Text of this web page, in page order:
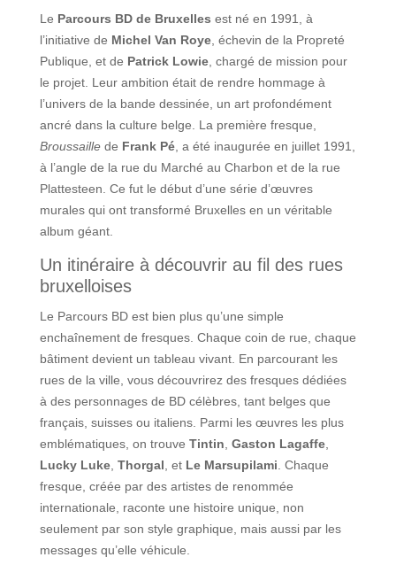
Le Parcours BD de Bruxelles est né en 1991, à
l’initiative de Michel Van Roye, échevin de la Propreté
Publique, et de Patrick Lowie, chargé de mission pour
le projet. Leur ambition était de rendre hommage à
l’univers de la bande dessinée, un art profondément
ancré dans la culture belge. La première fresque,
Broussaillede Frank Pé, a été inaugurée en juillet 1991,
à l’angle de la rue du Marché au Charbon et de la rue
Plattesteen. Ce fut le début d’une série d’œuvres
murales qui ont transformé Bruxelles en un véritable
album géant.
Un itinéraire à découvrir au fil des rues
bruxelloises
Le Parcours BD est bien plus qu’une simple
enchaînement de fresques. Chaque coin de rue, chaque
bâtiment devient un tableau vivant. En parcourant les
rues de la ville, vous découvrirez des fresques dédiées
à des personnages de BD célèbres, tant belges que
français, suisses ou italiens. Parmi les œuvres les plus
emblématiques, on trouve Tintin Gaston Lagaffe,
Lucky Luke, Thorgal , et Le Marsupilami . Chaque
fresque, créée par des artistes de renommée
internationale, raconte une histoire unique, non
seulement par son style graphique, mais aussi par les
messages qu’elle véhicule.